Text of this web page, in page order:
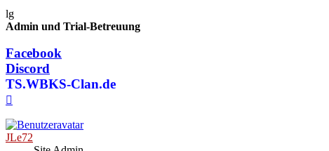
lg
Admin und Trial-Betreuung
Facebook
Discord
TS.WBKS-Clan.de
JLe72